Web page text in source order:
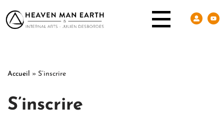
Accueil » S’inscrire
S’inscrire